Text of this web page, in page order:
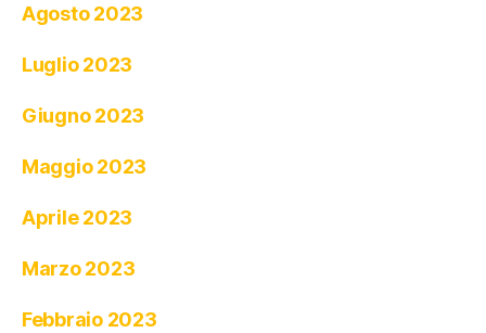
Agosto 2023
Luglio 2023
Giugno 2023
Maggio 2023
Aprile 2023
Marzo 2023
Febbraio 2023